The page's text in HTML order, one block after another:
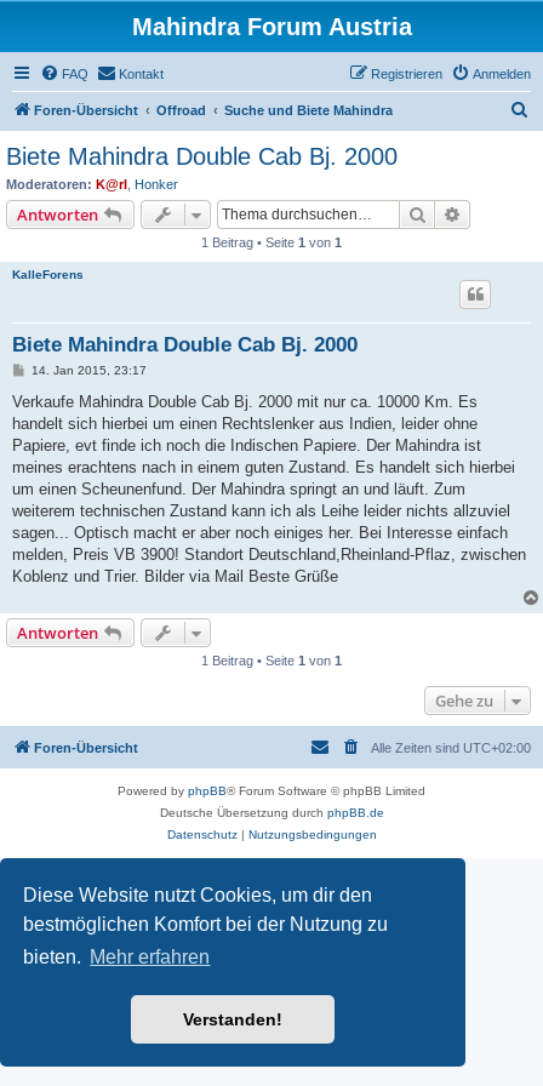
Diese Website nutzt Cookies, um dir den
bestmöglichen Komfort bei der Nutzung zu
bieten. Mehr erfahren
Verstanden!
Mahindra Forum Austria
FAQ Kontakt Anmelden
Registrieren
Foren-Übersicht Offroad Suche und Biete Mahindra
Biete Mahindra Double Cab Bj. 2000
Moderatoren: K@rl Honker
Antworten Suche
1 Beitrag • Seite 1 von 1
KalleForens
Biete Mahindra Double Cab Bj. 2000
B
i
r
a
g
14. Jan 2015, 23:17
Verkaufe Mahindra Double Cab Bj. 2000 mit nur ca. 10000 Km. Es
handelt sich hierbei um einen Rechtslenker aus Indien, leider ohne
Papiere, evt finde ich noch die Indischen Papiere. Der Mahindra ist
meines erachtens nach in einem guten Zustand. Es handelt sich hierbei
um einen Scheunenfund. Der Mahindra springt an und läuft. Zum
weiterem technischen Zustand kann ich als Leihe leider nichts allzuviel
sagen... Optisch macht er aber noch einiges her. Bei Interesse einfach
melden, Preis VB 3900! Standort Deutschland,Rheinland-Pflaz, zwischen
Koblenz und Trier. Bilder via Mail Beste Grüße
Antworten
1 Beitrag • Seite 1 von 1
Gehe zu
Foren-Übersicht Alle Zeiten sind UTC+02:00
Powered by phpBB® Forum Software © phpBB Limited
Deutsche Übersetzung durch phpBB.de
Datenschutz| Nutzungsbedingungen